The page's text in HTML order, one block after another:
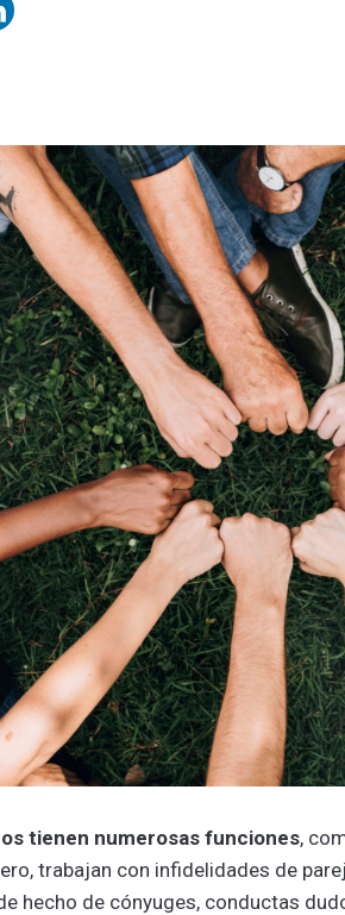
tienen numerosas funciones,
trabajan con infidelidades de
hecho de cónyuges, conductas